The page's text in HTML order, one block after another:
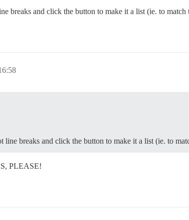
breaks and click the button to make it a list (ie. to
line breaks and click the button to make it a list (ie. to
PLEASE!